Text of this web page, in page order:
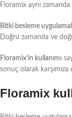
Floramix aynı
Bitki besleme
Doğru zamanda ve
Floramix’in kullanımı
sonuç olarak karşımıza
Floramix